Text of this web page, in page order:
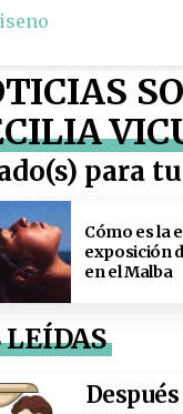
para
Cómo es la
exposición
en el Malba